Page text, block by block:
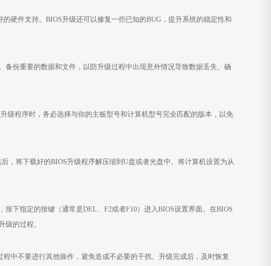
硬件支持。BIOS升级还可以修复一些已知的BUG，提升系统的稳定性和
份重要的数据和文件，以防升级过程中出现意外情况导致数据丢失。确
级程序时，务必选择与你的主板型号和计算机型号完全匹配的版本，以免
，将下载好的BIOS升级程序解压缩到U盘或者光盘中。将计算机设置为从
下指定的按键（通常是DEL、F2或者F10）进入BIOS设置界面。在BIOS
级的过程。
中不要进行其他操作，避免造成不必要的干扰。升级完成后，及时恢复